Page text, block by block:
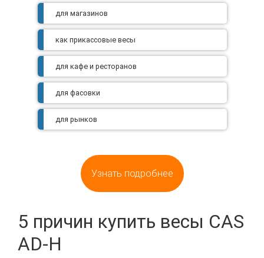
для магазинов
как прикассовые весы
для кафе и ресторанов
для фасовки
для рынков
Узнать подробнее
5 причин купить весы CAS
AD-H